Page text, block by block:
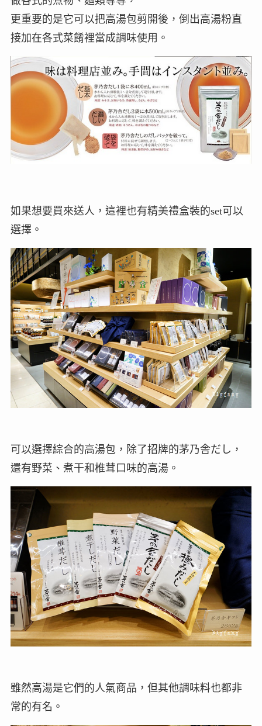
更重要的是它可以把高湯包剪開後，倒出高湯粉直
接加在各式菜餚裡當成調味使用。
如果想要買來送人，這裡也有精美禮盒裝的set可以
選擇。
可以選擇綜合的高湯包，除了招牌的茅乃舎だし，
還有野菜、煮干和椎茸口味的高湯。
雖然高湯是它們的人氣商品，但其他調味料也都非
常的有名。